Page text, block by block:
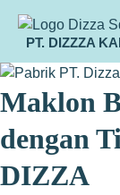
PT. DIZZZA
Maklon
dengan
DIZZA